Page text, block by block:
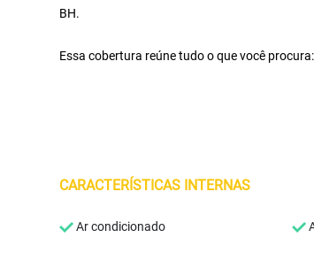
BH.
Essa cobertura reúne tudo o que você
CARACTERÍSTICAS INTERNAS
Ar condicionado